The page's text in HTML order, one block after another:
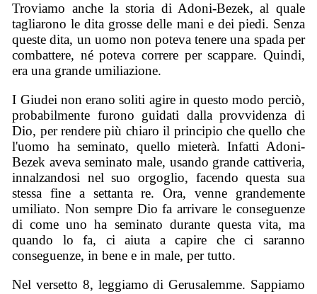
Troviamo anche la storia di Adoni-Bezek, al quale
tagliarono le dita grosse delle mani e dei piedi. Senza
queste dita, un uomo non poteva tenere una spada per
combattere, né poteva correre per scappare. Quindi,
era una grande umiliazione.
I Giudei non erano soliti agire in questo modo perciò,
probabilmente furono guidati dalla provvidenza di
Dio, per rendere più chiaro il principio che quello che
l'uomo ha seminato, quello mieterà. Infatti Adoni-
Bezek aveva seminato male, usando grande cattiveria,
innalzandosi nel suo orgoglio, facendo questa sua
stessa fine a settanta re. Ora, venne grandemente
umiliato. Non sempre Dio fa arrivare le conseguenze
di come uno ha seminato durante questa vita, ma
quando lo fa, ci aiuta a capire che ci saranno
conseguenze, in bene e in male, per tutto.
Nel versetto 8, leggiamo di Gerusalemme. Sappiamo